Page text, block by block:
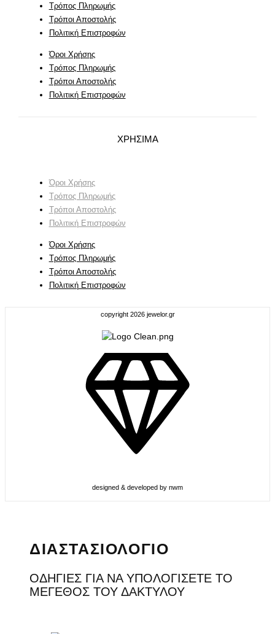
Τρόπος Πληρωμής
Τρόποι Αποστολής
Πολιτική Επιστροφών
Όροι Χρήσης
Τρόπος Πληρωμής
Τρόποι Αποστολής
Πολιτική Επιστροφών
ΧΡΗΣΙΜΑ
Όροι Χρήσης
Τρόπος Πληρωμής
Τρόποι Αποστολής
Πολιτική Επιστροφών
Όροι Χρήσης
Τρόπος Πληρωμής
Τρόποι Αποστολής
Πολιτική Επιστροφών
copyright 2026 jewelor.gr
designed & developed by nwm
ΔΙΑΣΤΑΣΙΟΛΟΓΙΟ
ΟΔΗΓΙΕΣ ΓΙΑ ΝΑ ΥΠΟΛΟΓΙΣΕΤΕ ΤΟ
ΜΕΓΕΘΟΣ ΤΟΥ ΔΑΚΤΥΛΟΥ